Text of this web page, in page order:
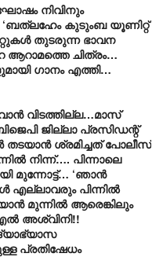
നിവിനും
‘ബത്‍ലഹേം കുടുംബ യൂണിറ്റ്
തുടരുന്ന ഭാവന
ആറാമത്തെ ചിത്രം…
ഗാനം എത്തി…
വിടത്തില്ല…മാസ്
ജില്ലാ പ്രസിഡന്റ്
തടയാൻ ശ്രമിച്ചത് പോലീസ്
നിന്ന്…. പിന്നാലെ
മുന്നോട്ട്… ‘ഞാൻ
എല്ലാവരും പിന്നിൽ
മുന്നിൽ ആരെങ്കിലും
അശ്വിനി!!
പ്രതിഷേധം